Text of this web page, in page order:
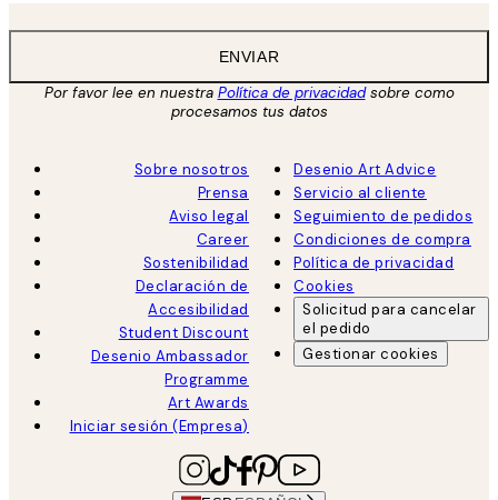
ENVIAR
Por favor lee en nuestra Política de privacidadsobre como
procesamos tus datos
Sobre nosotros
Prensa
Aviso legal
Career
Sostenibilidad
Declaración de
Accesibilidad
Student Discount
Desenio Ambassador
Programme
Art Awards
Iniciar sesión (Empresa)
Desenio Art Advice
Servicio al cliente
Seguimiento de pedidos
Condiciones de compra
Política de privacidad
Cookies
Solicitud para cancelar
el pedido
Gestionar cookies